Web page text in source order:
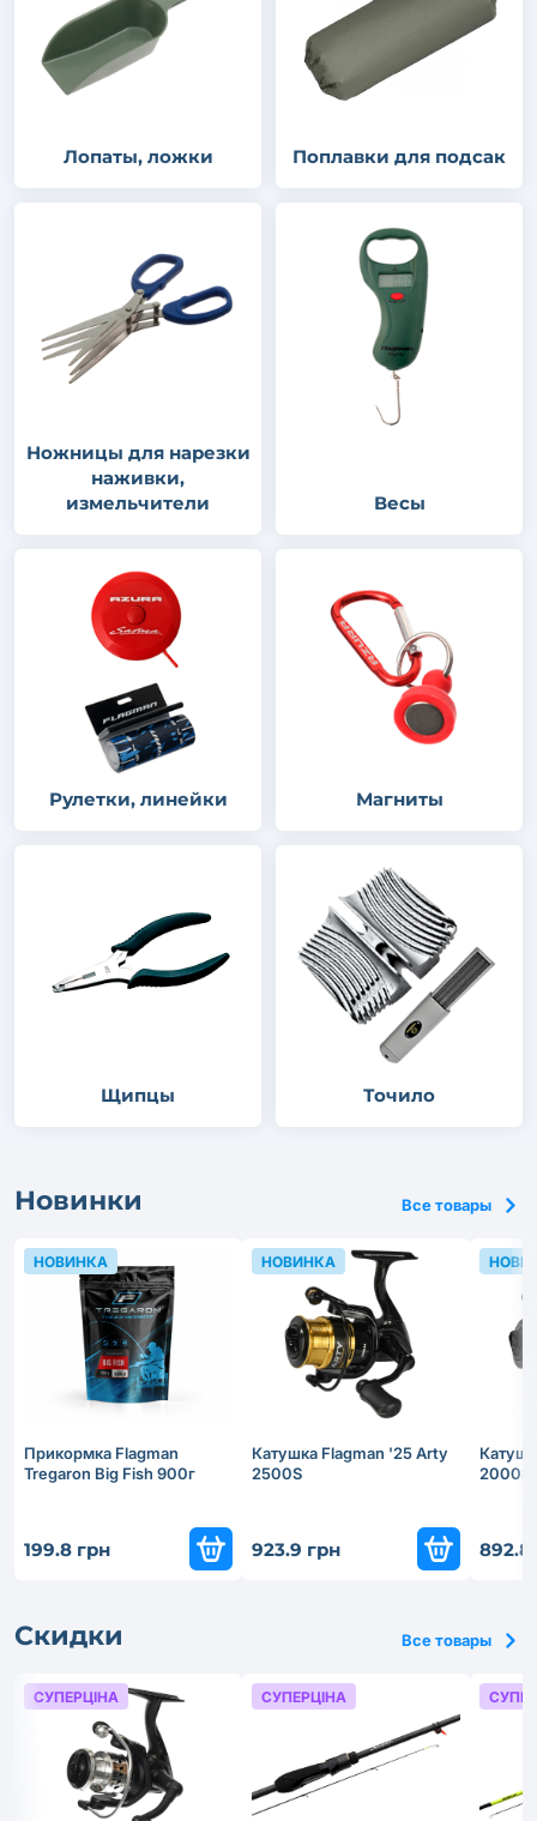
Лопаты, ложки Поплавки для подсак
Ножницы для нарезки
наживки,
измельчители
Весы
Рулетки, линейки Магниты
Щипцы Точило
Новинки Все товары
Прикормка Flagman
Tregaron Big Fish 900г
199.8 грн
НОВИНКА
Катушка Flagman '25 Arty
2500S
923.9 грн
НОВИНКА
2000S
892.8
Скидки Все товары
СУПЕРЦІНА СУПЕРЦІНА